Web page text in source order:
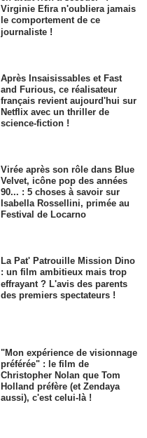
Virginie Efira n'oubliera jamais
le comportement de ce
journaliste !
Après Insaisissables et Fast
and Furious, ce réalisateur
français revient aujourd'hui sur
Netflix avec un thriller de
science-fiction !
Virée après son rôle dans Blue
Velvet, icône pop des années
90... : 5 choses à savoir sur
Isabella Rossellini, primée au
Festival de Locarno
La Pat' Patrouille Mission Dino
: un film ambitieux mais trop
effrayant ? L'avis des parents
des premiers spectateurs !
"Mon expérience de visionnage
préférée" : le film de
Christopher Nolan que Tom
Holland préfère (et Zendaya
aussi), c'est celui-là !